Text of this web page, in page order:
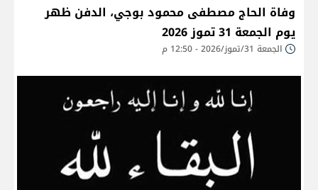
وفاة الحاج مصطفى محمود بوجي، الدفن ظهر
يوم الجمعة 31 تموز 2026
الجمعة 31/تموز/2026 - 12:50 م